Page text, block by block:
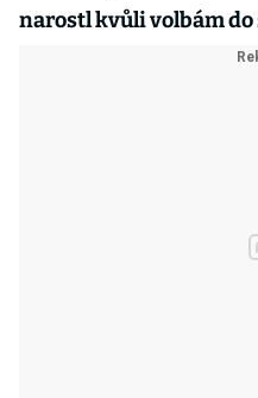
narostl kvůli volbám do